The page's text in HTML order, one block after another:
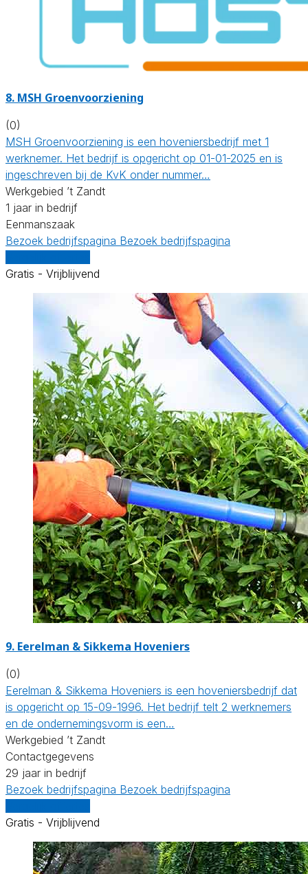
8. MSH Groenvoorziening
(0)
MSH Groenvoorziening is een hoveniersbedrijf met 1
werknemer. Het bedrijf is opgericht op 01-01-2025 en is
ingeschreven bij de KvK onder nummer…
Werkgebied ’t Zandt
1 jaar in bedrijf
Eenmanszaak
Bezoek bedrijfspagina Bezoek bedrijfspagina
Gratis - Vrijblijvend
9. Eerelman & Sikkema Hoveniers
(0)
Eerelman & Sikkema Hoveniers is een hoveniersbedrijf dat
is opgericht op 15-09-1996. Het bedrijf telt 2 werknemers
en de ondernemingsvorm is een…
Werkgebied ’t Zandt
Contactgegevens
29 jaar in bedrijf
Bezoek bedrijfspagina Bezoek bedrijfspagina
Gratis - Vrijblijvend